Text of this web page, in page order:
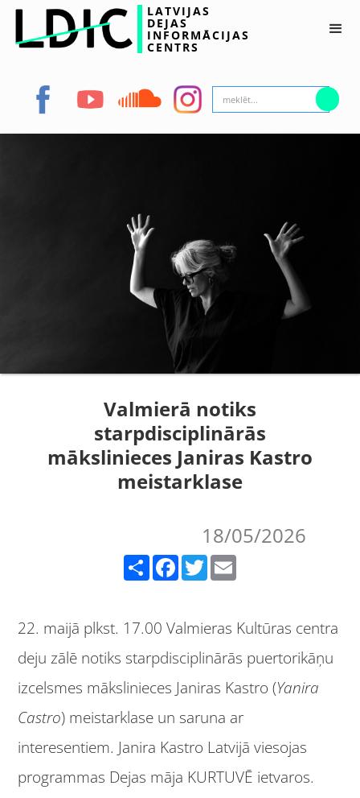
LATVIJAS
DEJAS
INFORMĀCIJAS
CENTRS
Valmierā notiks
starpdisciplinārās
mākslinieces Janiras Kastro
meistarklase
18/05/2026
Share Facebook Twitter
22. maijā plkst. 17.00 Valmieras Kultūras centra
deju zālē notiks starpdisciplinārās puertorikāņu
izcelsmes mākslinieces Janiras Kastro (Yanira
Castro) meistarklase un saruna ar
interesentiem. Janira Kastro Latvijā viesojas
programmas Dejas māja KURTUVĒ ietvaros.